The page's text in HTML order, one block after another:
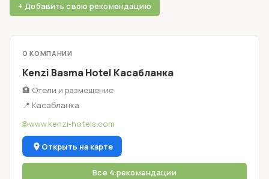
+ Добавить свою рекомендацию
О КОМПАНИИ
Kenzi Basma Hotel Касабланка
🏨 Отели и размещение
📍 Касабланка
🌐 www.kenzi-hotels.com
Открыть на карте
Все 4 рекомендации